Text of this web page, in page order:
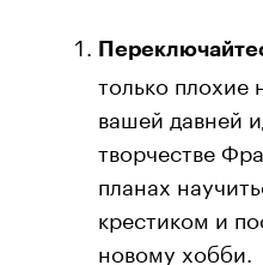
только плохие
вашей давней
творчестве
планах
крестиком и
новому хобби.